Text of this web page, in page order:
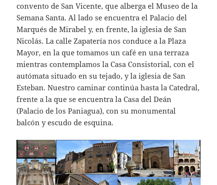
convento de San Vicente, que alberga el Museo de la
Semana Santa. Al lado se encuentra el Palacio del
Marqués de Mirabel y, en frente, la iglesia de San
Nicolás. La calle Zapatería nos conduce a la Plaza
Mayor, en la que tomamos un café en una terraza
mientras contemplamos la Casa Consistorial, con el
autómata situado en su tejado, y la iglesia de San
Esteban. Nuestro caminar continúa hasta la Catedral,
frente a la que se encuentra la Casa del Deán
(Palacio de los Paniagua), con su monumental
balcón y escudo de esquina.